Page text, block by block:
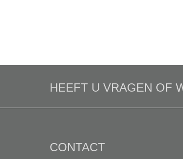
HEEFT U VRAGEN OF
CONTACT